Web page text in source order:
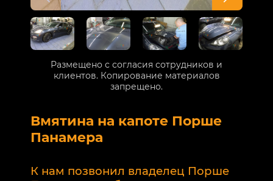
Вмятина на капоте Порше
Панамера
К нам позвонил владелец Порше
Размещено с согласия сотрудников и
клиентов. Копирование материалов
запрещено.